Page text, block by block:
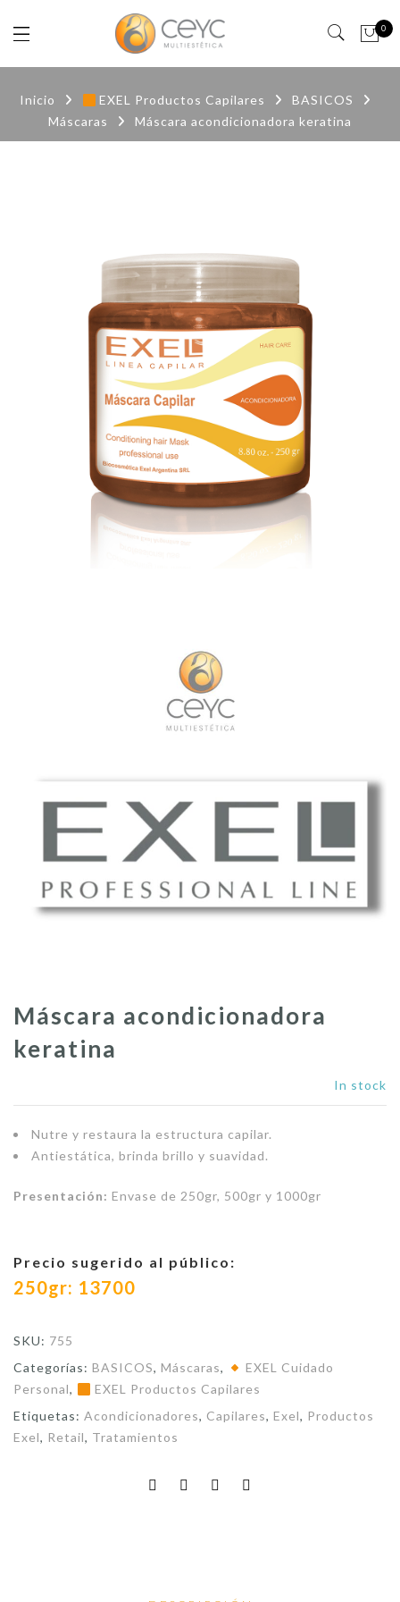
0
Inicio EXEL Productos Capilares
BASICOS
Máscaras
Máscara acondicionadora keratina
Máscara acondicionadora
keratina
In stock
Nutre y restaura la estructura capilar.
Antiestática, brinda brillo y suavidad.
Presentación: Envase de 250gr, 500gr y 1000gr
Precio sugerido al público:
250gr: 13700
SKU: 755
Categorías: BASICOS, Máscaras,
EXEL Cuidado
Personal,
EXEL Productos Capilares
Etiquetas: Acondicionadores, Capilares, Exel, Productos
Exel, Retail, Tratamientos